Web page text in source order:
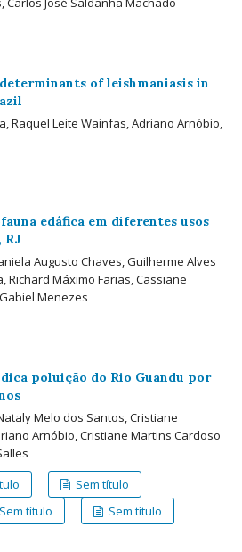
of leishmaniasis in
Raquel Leite Wainfas, Adriano Arnóbio,
edáfica em diferentes usos
RJ
Augusto Chaves, Guilherme Alves
Richard Máximo Farias, Cassiane
Menezes
poluição do Rio Guandu por
Melo dos Santos, Cristiane
Arnóbio, Cristiane Martins Cardoso
Sem título
Sem título
Sem título